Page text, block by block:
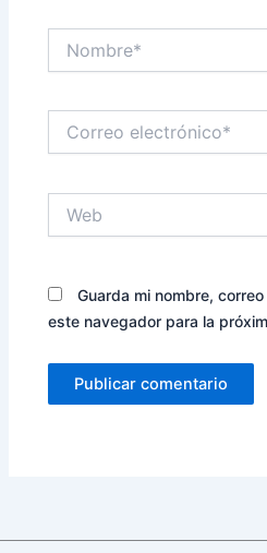
electrónico*
Guarda mi nombre,
este navegador para la